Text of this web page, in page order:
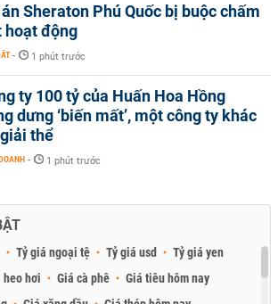
Sheraton Phú Quốc bị buộc chấm
hoạt động
- 1 phút trước
ty 100 tỷ của Huấn Hoa Hồng
dưng ‘biến mất’, một công ty khác
thể
- 1 phút trước
Tỷ giá ngoại tệ Tỷ giá usd
Tỷ giá yen
heo hơi Giá cà phê
Giá tiêu hôm nay